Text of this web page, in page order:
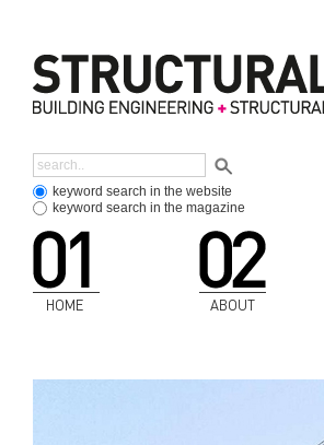
keyword search in the website
keyword search in the magazine
HOME ABOUT